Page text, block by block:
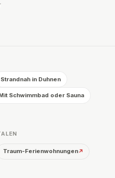
Strandnah in Duhnen
Schwimmbad oder Sauna
Traum-Ferienwohnungen↗